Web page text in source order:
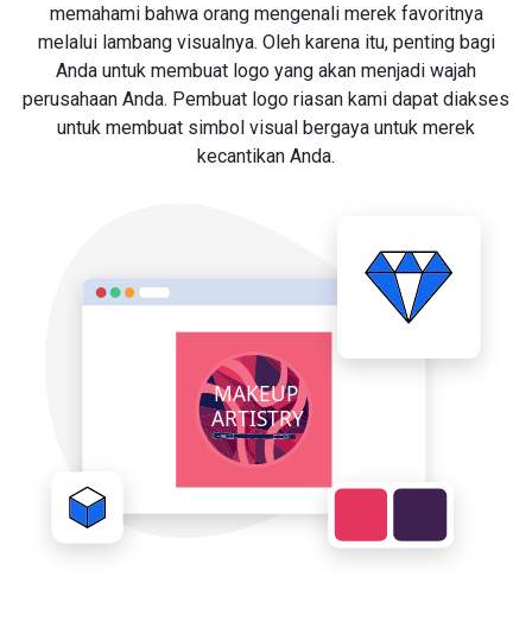
memahami bahwa orang mengenali merek favoritnya
melalui lambang visualnya. Oleh karena itu, penting bagi
Anda untuk membuat logo yang akan menjadi wajah
perusahaan Anda. Pembuat logo riasan kami dapat diakses
untuk membuat simbol visual bergaya untuk merek
kecantikan Anda.